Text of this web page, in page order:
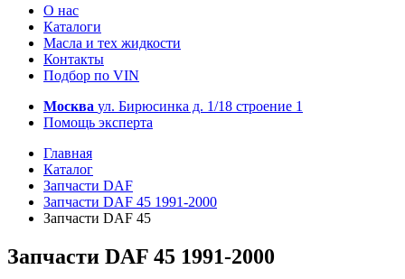
О нас
Каталоги
Масла и тех жидкости
Контакты
Подбор по VIN
Москва ул. Бирюсинка д. 1/18 строение 1
Помощь эксперта
Главная
Каталог
Запчасти DAF
Запчасти DAF 45 1991-2000
Запчасти DAF 45
Запчасти DAF 45 1991-2000